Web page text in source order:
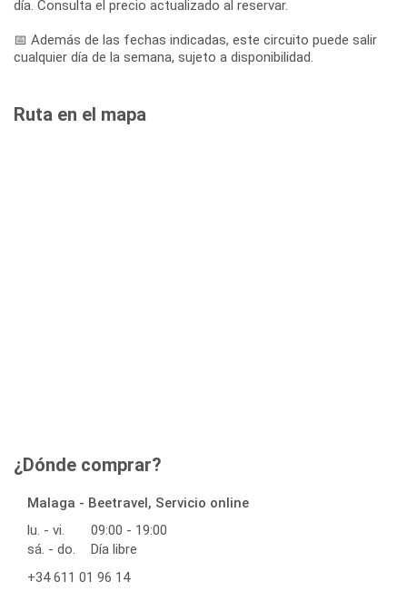
día. Consulta el precio actualizado al reservar.
📅 Además de las fechas indicadas, este circuito puede salir
cualquier día de la semana, sujeto a disponibilidad.
Ruta en el mapa
¿Dónde comprar?
Malaga - Beetravel, Servicio online
lu. - vi.
09:00 - 19:00
sá. - do.
Día libre
+34 611 01 96 14